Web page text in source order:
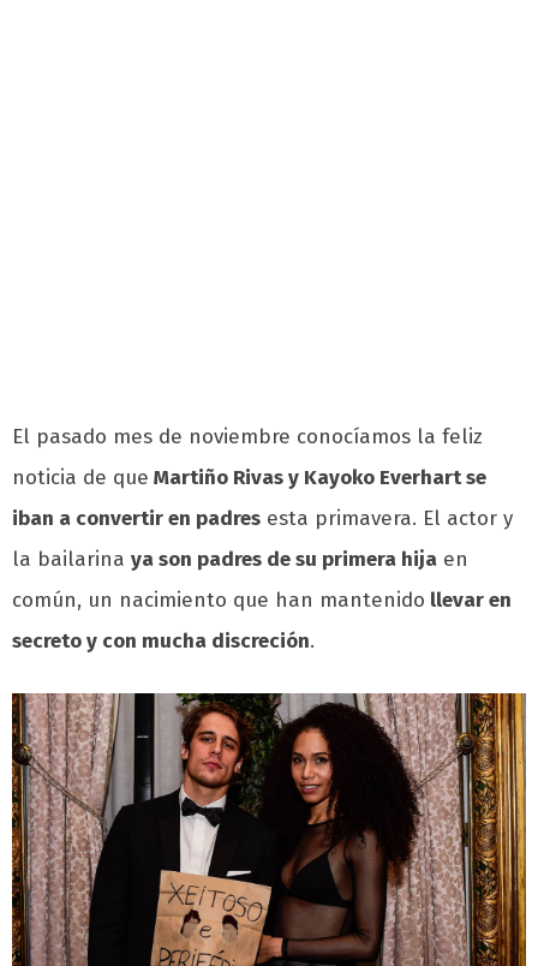
El pasado mes de noviembre conocíamos la feliz
noticia de que Martiño Rivas y Kayoko Everhart se
iban a convertir en padres esta primavera. El actor y
la bailarina ya son padres de su primera hija en
común, un nacimiento que han mantenido llevar en
secreto y con mucha discreción.